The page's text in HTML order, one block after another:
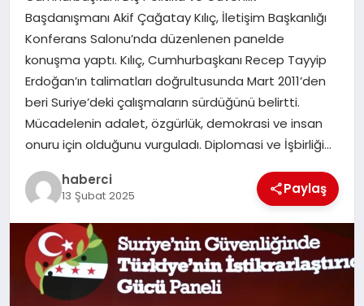
SIYASET
SPOR
YAŞAM
Başdanışmanı Akif Çağatay Kılıç, İletişim Başkanlığı
Konferans Salonu’nda düzenlenen panelde
konuşma yaptı. Kılıç, Cumhurbaşkanı Recep Tayyip
Erdoğan’ın talimatları doğrultusunda Mart 2011’den
beri Suriye’deki çalışmaların sürdüğünü belirtti.
Mücadelenin adalet, özgürlük, demokrasi ve insan
onuru için olduğunu vurguladı. Diplomasi ve İşbirliği…
haberci
13 Şubat 2025 Paylaş